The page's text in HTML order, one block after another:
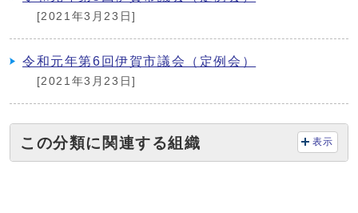
[2021年3月23日]
令和元年第6回伊賀市議会（定例会）
[2021年3月23日]
この分類に関連する組織 表示